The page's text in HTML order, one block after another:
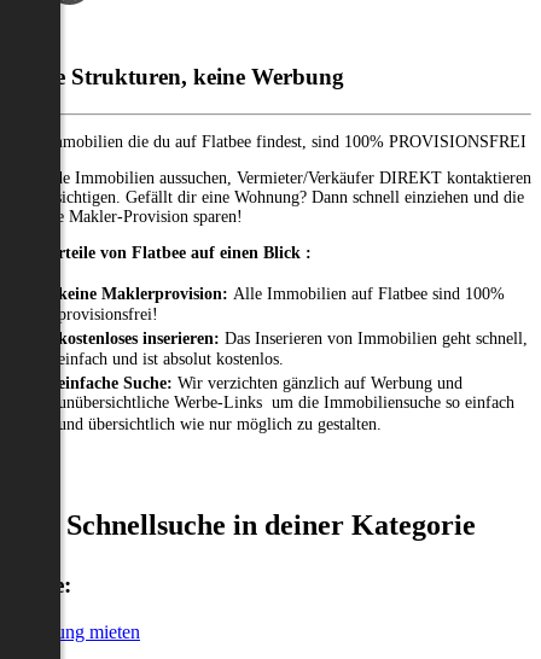
Klare Strukturen, keine Werbung
Alle Immobilien die du auf Flatbee findest, sind 100% PROVISIONSFREI
Passende Immobilien aussuchen, Vermieter/Verkäufer DIREKT kontaktieren
und besichtigen. Gefällt dir eine Wohnung? Dann schnell einziehen und die
gesamte Makler-Provision sparen!
Die Vorteile von Flatbee auf einen Blick :
keine Maklerprovision: Alle Immobilien auf Flatbee sind 100%
provisionsfrei!
kostenloses inserieren: Das Inserieren von Immobilien geht schnell,
einfach und ist absolut kostenlos.
einfache Suche: Wir verzichten gänzlich auf Werbung und
unübersichtliche Werbe-Links um die Immobiliensuche so einfach
und übersichtlich wie nur möglich zu gestalten.
Schnellsuche in deiner Kategorie
Miete:
Wohnung mieten